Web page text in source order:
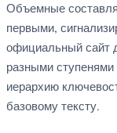
Объемные
первыми,
официальный сайт
разными
иерархию
базовому тексту.